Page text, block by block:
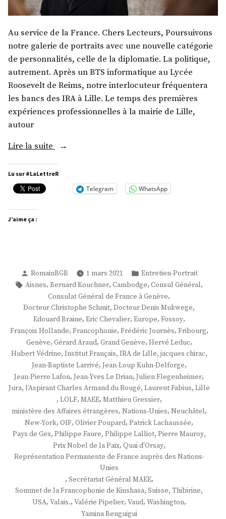
Au service de la France. Chers Lecteurs, Poursuivons
notre galerie de portraits avec une nouvelle catégorie
de personnalités, celle de la diplomatie. La politique,
autrement. Après un BTS informatique au Lycée
Roosevelt de Reims, notre interlocuteur fréquentera
les bancs des IRA à Lille. Le temps des premières
expériences professionnelles à la mairie de Lille,
autour
Lire la suite
« M.
Lachaussée »
Lu sur #LaLettreR
Telegram WhatsApp
J’aime ça :
Publié
par
RomainBGB 1 mars 2021
Publié
dans
Entretien-Portrait
Étiquettes :
Aisnes, Bernard Kouchner, Cambodge, Consul Général,
Consulat Général de France à Genève,
Docteur Christophe Schmit, Docteur Denis Mukwege,
Edouard Braine, Eric Chevalier, Europe, Fossoy,
François Hollande, Francophonie, Frédéric Journès, Fribourg,
Genève, Gérard Araud, Grand Genève, Hervé Leduc,
Hubert Védrine, Institut Français, IRA de Lille, jacques chirac,
Jean-Baptiste Larrivé, Jean-Loup Kuhn-Delforge,
Jean-Pierre Lafon, Jean-Yves Le Drian, Julien Flegenheimer,
Jura, l’Aspirant Charles Armand du Rougé, Laurent Fabius, Lille
, LOLF, MAEE, Matthieu Gressier,
ministère des Affaires étrangères, Nations-Unies, Neuchâtel,
New-York, OIF, Olivier Poupard, Patrick Lachaussée,
Pays de Gex, Philippe Faure, Philippe Lalliot, Pierre Mauroy,
Prix Nobel de la Paix, Quai d'Orsay,
Représentation Permanente de France auprès des Nations-
Unies
, Secrétariat Général MAEE,
Sommet de la Francophonie de Kinshasa, Suisse, Thibirine,
USA, Valais., Valérie Pipelier, Vaud, Washington,
Yamina Benguigui